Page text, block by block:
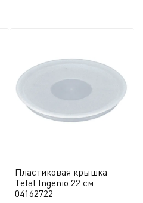
Пластиковая крышка
Tefal Ingenio 22 см
04162722